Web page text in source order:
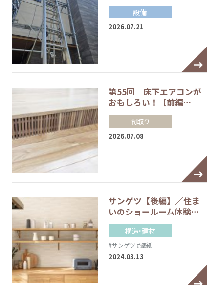
設備
2026.07.21
第55回 床下エアコンが
おもしろい！【前編…
間取り
2026.07.08
サンゲツ【後編】／住ま
いのショールーム体験…
構造・建材
#サンゲツ #壁紙
2024.03.13